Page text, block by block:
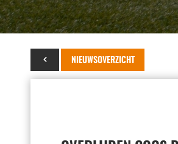
NIEUWSOVERZICHT
24 april 2017